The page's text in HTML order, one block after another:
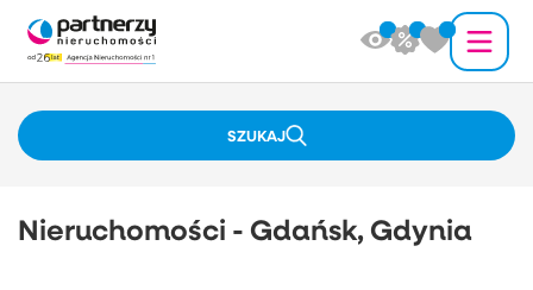
SZUKAJ
Nieruchomości - Gdańsk, Gdynia